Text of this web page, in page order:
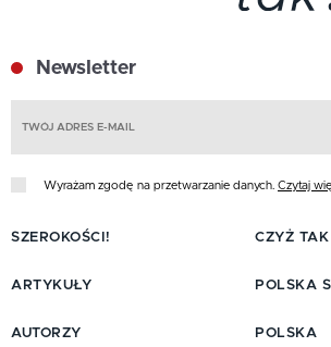
Newsletter
Wyrażam zgodę na przetwarzanie danych. Czytaj
SZEROKOŚCI!
ARTYKUŁY
AUTORZY
CZYŻ TAK
POLSKA
POLSKA